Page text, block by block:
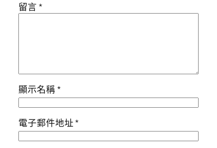
留言*
顯示名稱*
電子郵件地址*